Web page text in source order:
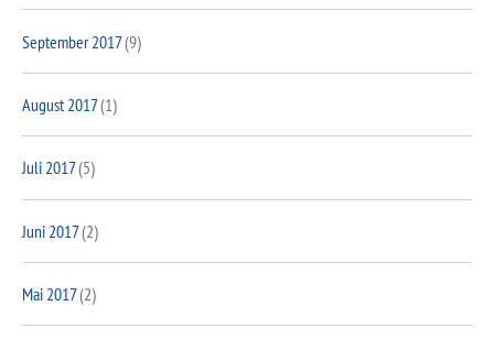
September 2017(9)
August 2017(1)
Juli 2017(5)
Juni 2017(2)
Mai 2017(2)